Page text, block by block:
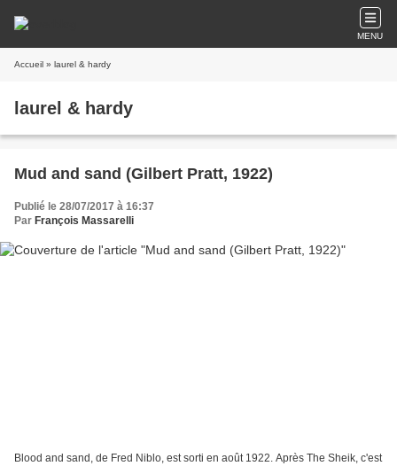
MENU
Accueil » laurel & hardy
laurel & hardy
Mud and sand (Gilbert Pratt, 1922)
Publié le 28/07/2017 à 16:37
Par François Massarelli
Blood and sand, de Fred Niblo, est sorti en août 1922. Après The Sheik, c'est